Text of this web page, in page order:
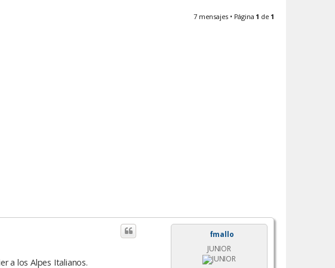
7 mensajes • Página 1 de 1
fmallo
JUNIOR
a los Alpes Italianos.